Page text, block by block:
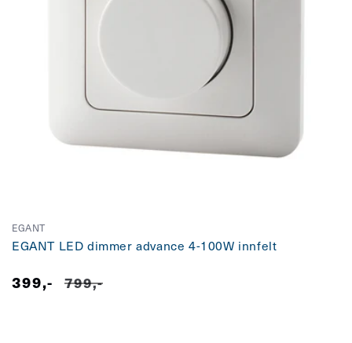
EGANT
EGANT LED dimmer advance 4-100W innfelt
Salgspris
399,-
Vanlig
799,-